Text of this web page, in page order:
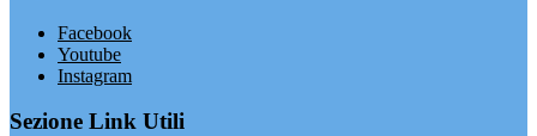
Facebook
Youtube
Instagram
Sezione Link Utili